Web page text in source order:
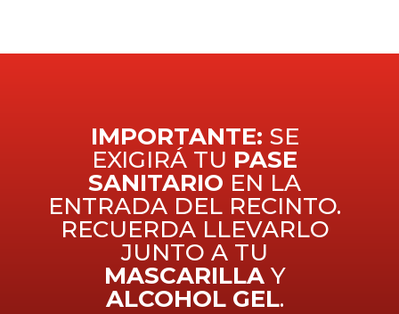
IMPORTANTE: SE
EXIGIRÁ TU PASE
SANITARIO EN LA
ENTRADA DEL RECINTO.
RECUERDA LLEVARLO
JUNTO A TU
MASCARILLAY
ALCOHOL GEL.